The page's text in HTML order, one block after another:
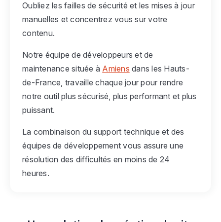
Oubliez les failles de sécurité et les mises à jour
manuelles et concentrez vous sur votre
contenu.
Notre équipe de développeurs et de
maintenance située à Amiens dans les Hauts-
de-France, travaille chaque jour pour rendre
notre outil plus sécurisé, plus performant et plus
puissant.
La combinaison du support technique et des
équipes de développement vous assure une
résolution des difficultés en moins de 24
heures.